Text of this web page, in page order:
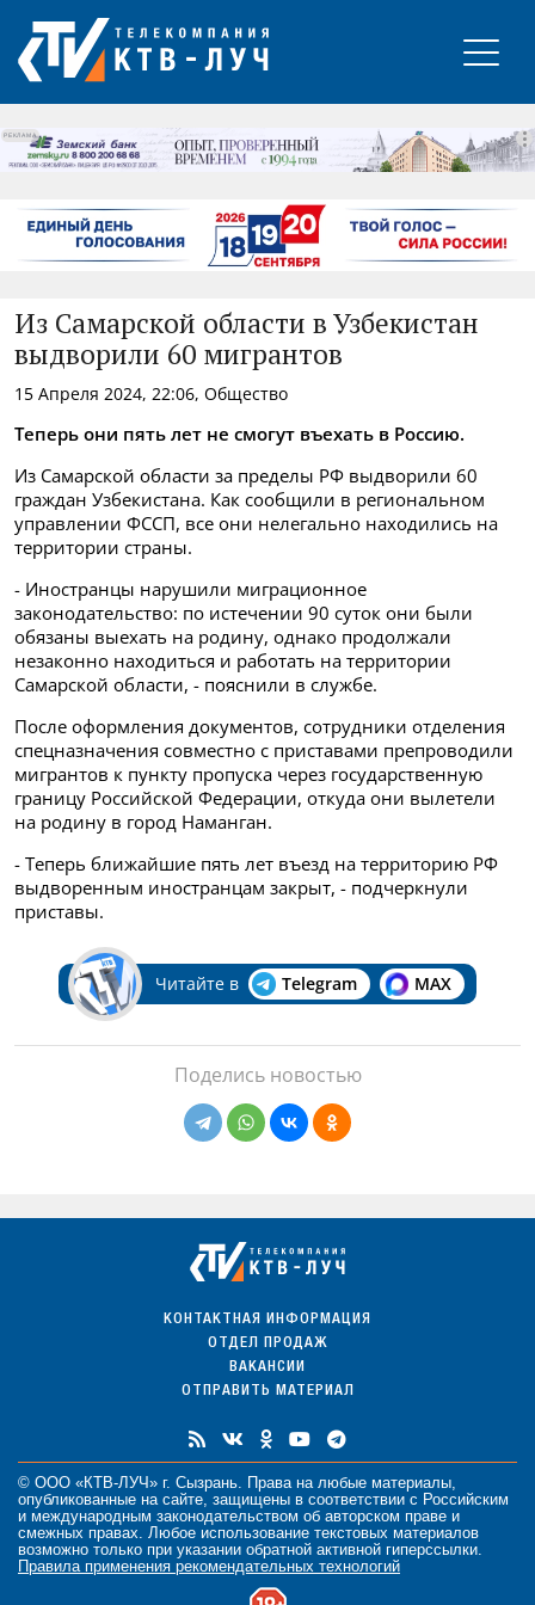
РЕКЛАМА
Из Самарской области в Узбекистан
выдворили 60 мигрантов
15 Апреля 2024, 22:06, Общество
Теперь они пять лет не смогут въехать в Россию.
Из Самарской области за пределы РФ выдворили 60
граждан Узбекистана. Как сообщили в региональном
управлении ФССП, все они нелегально находились на
территории страны.
- Иностранцы нарушили миграционное
законодательство: по истечении 90 суток они были
обязаны выехать на родину, однако продолжали
незаконно находиться и работать на территории
Самарской области, - пояснили в службе.
После оформления документов, сотрудники отделения
спецназначения совместно с приставами препроводили
мигрантов к пункту пропуска через государственную
границу Российской Федерации, откуда они вылетели
на родину в город Наманган.
- Теперь ближайшие пять лет въезд на территорию РФ
выдворенным иностранцам закрыт, - подчеркнули
приставы.
Читайте в Telegram MAX
Поделись новостью
КОНТАКТНАЯ ИНФОРМАЦИЯ
ОТДЕЛ ПРОДАЖ
ВАКАНСИИ
ОТПРАВИТЬ МАТЕРИАЛ
© ООО «КТВ-ЛУЧ» г. Сызрань. Права на любые материалы
опубликованные на сайте, защищены в соответствии с Российским
и международным законодательством об авторском праве и
смежных правах. Любое использование текстовых материалов
возможно только при указании обратной активной гиперссылки.
Правила применения рекомендательных технологий